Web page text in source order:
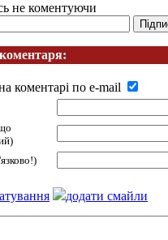
не коментуючи
коментарі по e-mail
додати смайли